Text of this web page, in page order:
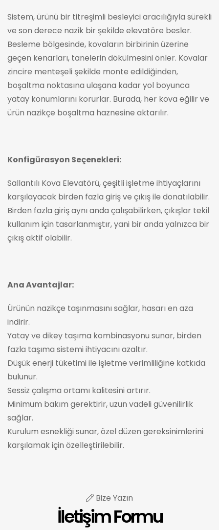
Sistem, ürünü bir titreşimli besleyici aracılığıyla sürekli
ve son derece nazik bir şekilde elevatöre besler.
Besleme bölgesinde, kovaların birbirinin üzerine
geçen kenarları, tanelerin dökülmesini önler. Kovalar
zincire menteşeli şekilde monte edildiğinden,
boşaltma noktasına ulaşana kadar yol boyunca
yatay konumlarını korurlar. Burada, her kova eğilir ve
ürün nazikçe boşaltma haznesine aktarılır.
Konfigürasyon Seçenekleri:
Sallantılı Kova Elevatörü, çeşitli işletme ihtiyaçlarını
karşılayacak birden fazla giriş ve çıkış ile donatılabilir.
Birden fazla giriş aynı anda çalışabilirken, çıkışlar tekil
kullanım için tasarlanmıştır, yani bir anda yalnızca bir
çıkış aktif olabilir.
Ana Avantajlar:
Ürünün nazikçe taşınmasını sağlar, hasarı en aza
indirir.
Yatay ve dikey taşıma kombinasyonu sunar, birden
fazla taşıma sistemi ihtiyacını azaltır.
Düşük enerji tüketimi ile işletme verimliliğine katkıda
bulunur.
Sessiz çalışma ortamı kalitesini artırır.
Minimum bakım gerektirir, uzun vadeli güvenilirlik
sağlar.
Kurulum esnekliği sunar, özel düzen gereksinimlerini
karşılamak için özelleştirilebilir.
Bize Yazın
İletişim Formu